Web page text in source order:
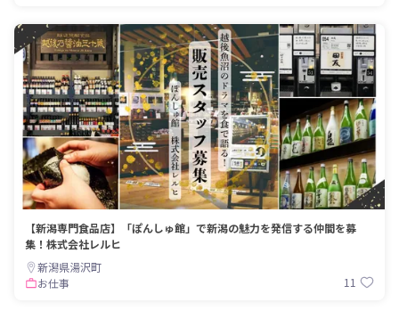
【新潟専門食品店】「ぽんしゅ館」で新潟の魅力を発信する仲間を募
集！株式会社レルヒ
新潟県湯沢町
お仕事
11